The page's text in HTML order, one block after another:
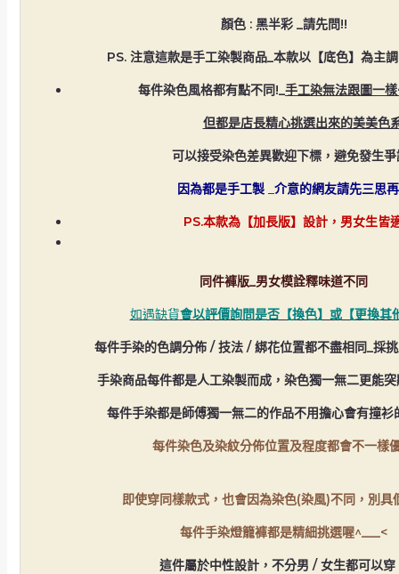
顏色 : 黑半彩 _請先問!!
PS. 注意這款是手工染製商品_本款以【底色】為主
每件染色風格都有點不同!_手工染無法跟圖一
但都是店長精心挑選出來的美美色
可以接受染色差異歡迎下標，避免發生爭
因為都是手工製 _介意的網友請先三思
PS.本款為【加長版】設計，男女生皆
同件褲版_男女模詮釋味道不同
如遇缺貨會以評價詢問是否【換色】或【更換其
每件手染的色調分佈 / 技法 / 綁花位置都不盡相同_採
手染商品每件都是人工染製而成，染色獨一無二更能
每件手染都是師傅獨一無二的作品不用擔心會有撞
每件染色及染紋分佈位置及程度都會不一樣
即使穿同樣款式，也會因為染色(染風)不同，別具
每件手染燈籠褲都是精細挑選喔^___<
這件屬於中性設計，不分男 / 女生都可以穿